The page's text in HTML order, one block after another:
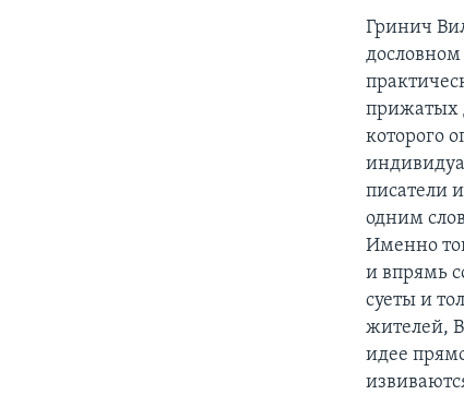
Гринич
прижатых
которого
писатели
одним
Именно
и впрямь
суеты и
жителей,
идее